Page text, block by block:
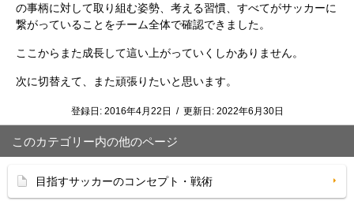
の事柄に対して取り組む姿勢、考える習慣、すべてがサッカーに
繋がっていることをチーム全体で確認できました。
ここからまた成長して這い上がっていくしかありません。
次に切替えて、また頑張りたいと思います。
登録日: 2016年4月22日 / 更新日: 2022年6月30日
このカテゴリー内の他のページ
目指すサッカーのコンセプト・戦術